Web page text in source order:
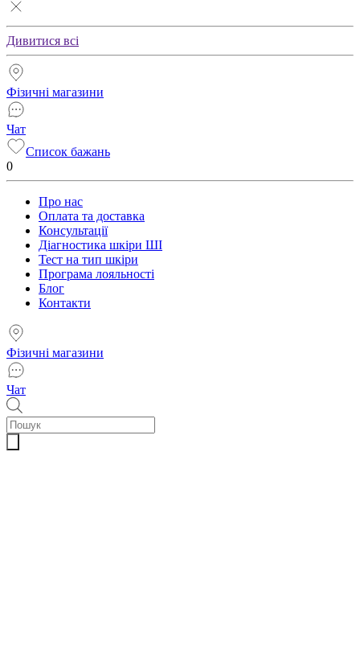
Дивитися всі
Фізичні магазини
Чат
Список бажань
0
Про нас
Оплата та доставка
Консультації
Діагностика шкіри ШІ
Тест на тип шкіри
Програма лояльності
Блог
Контакти
Фізичні магазини
Чат
Пошук
товарів